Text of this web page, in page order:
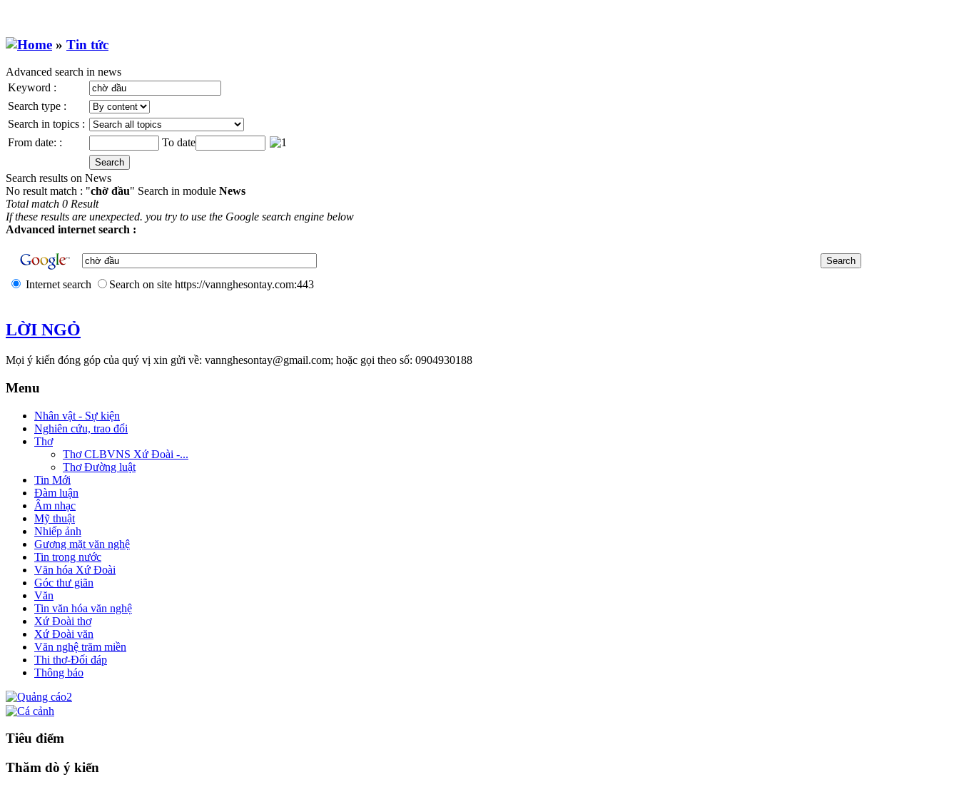
» Tin tức
Advanced search in news
Keyword :
Search type :
Search in topics :
From date: :
To date
Search results on News
No result match : "chờ đầu" Search in module News
Total match 0 Result
If these results are unexpected. you try to use the Google search engine below
Advanced internet search :
Internet search Search on site https://vannghesontay.com:443
LỜI NGỎ
Mọi ý kiến đóng góp của quý vị xin gửi về: vannghesontay@gmail.com; hoặc gọi theo số: 0904930188
Menu
Nhân vật - Sự kiện
Nghiên cứu, trao đổi
Thơ
Thơ CLBVNS Xứ Đoài -...
Thơ Đường luật
Tin Mới
Đàm luận
Âm nhạc
Mỹ thuật
Nhiếp ảnh
Gương mặt văn nghệ
Tin trong nước
Văn hóa Xứ Đoài
Góc thư giãn
Văn
Tin văn hóa văn nghệ
Xứ Đoài thơ
Xứ Đoài văn
Văn nghệ trăm miền
Thi thơ-Đối đáp
Thông báo
Tiêu điểm
Thăm dò ý kiến